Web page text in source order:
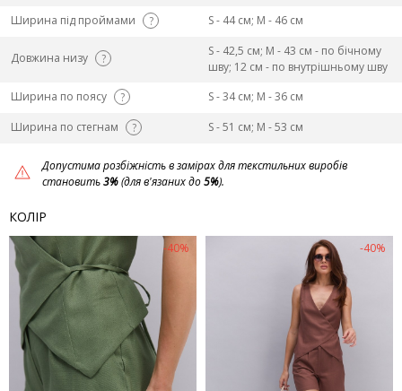
Ширина під проймами
? S - 44 см; M - 46 см
Довжина низу ?
S - 42,5 см; M - 43 см - по бічному
шву; 12 см - по внутрішньому шву
Ширина по поясу
?
S - 34 см; M - 36 см
Ширина по стегнам
? S - 51 см; M - 53 см
Допустима розбіжність в замірах для текстильних виробів
становить3%(для в'язаних до5%).
КОЛІР
-40% -40%